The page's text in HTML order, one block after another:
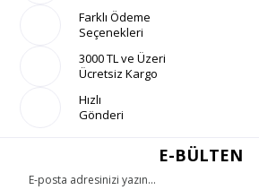
Farklı Ödeme
Seçenekleri
3000 TL ve Üzeri
Ücretsiz Kargo
Hızlı
Gönderi
E-BÜLTEN